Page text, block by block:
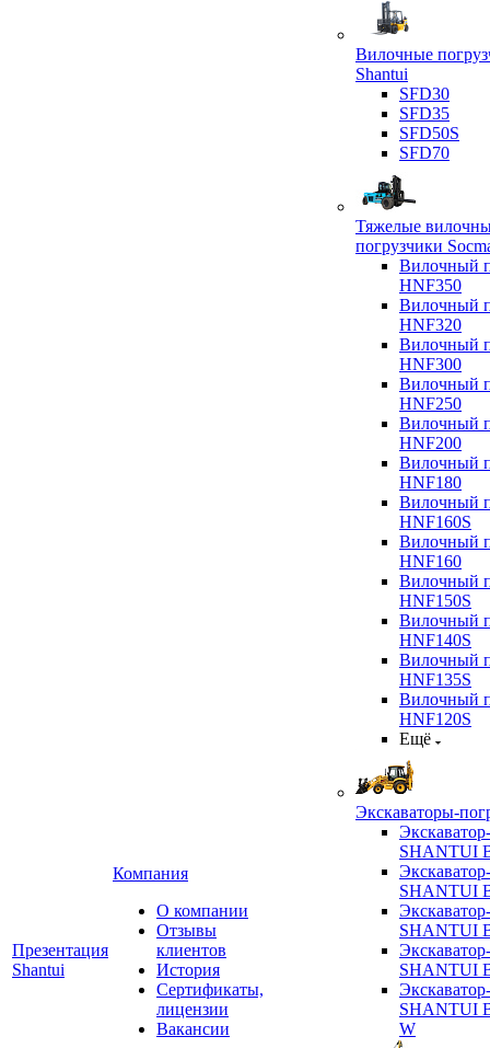
Презентация
Shantui
Компания
О компании
Отзывы
клиентов
История
Сертификаты,
лицензии
Вакансии
Вилочные
Shantui
SFD30
SFD35
SFD50S
SFD70
Тяжелые
погрузчики
Вилочный
HNF350
Вилочный
HNF320
Вилочный
HNF300
Вилочный
HNF250
Вилочный
HNF200
Вилочный
HNF180
Вилочный
HNF160S
Вилочный
HNF160
Вилочный
HNF150S
Вилочный
HNF140S
Вилочный
HNF135S
Вилочный
HNF120S
Ещё
Экскаваторы-
SHANTUI
SHANTUI
SHANTUI
SHANTUI
SHANTUI
W